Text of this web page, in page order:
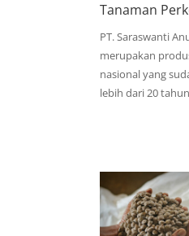
Tanaman
PT. Saraswanti
merupakan
nasional yang
lebih dari 20